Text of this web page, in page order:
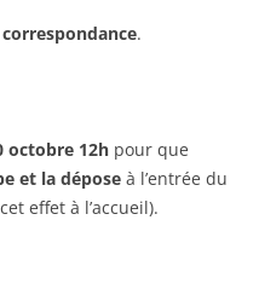
.
octobre 12h pour que
et la dépose à l’entrée du
effet à l’accueil).